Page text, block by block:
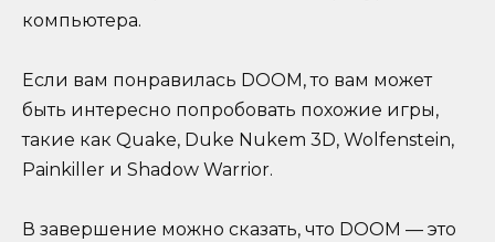
компьютера.
Если вам понравилась DOOM, то вам может
быть интересно попробовать похожие игры,
такие как Quake, Duke Nukem 3D, Wolfenstein,
Painkiller и Shadow Warrior.
В завершение можно сказать, что DOOM — это